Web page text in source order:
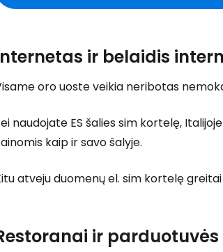
ir belaidis
oro uoste veikia neribotas
naudojate ES šalies sim kortelę,
kaip ir savo šalyje.
atveju duomenų el. sim kortelę
ir parduotuvės